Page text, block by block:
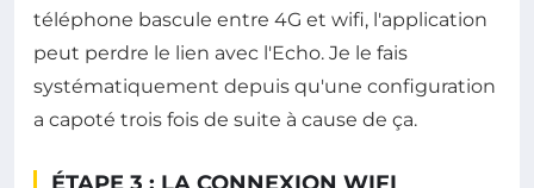
téléphone bascule entre 4G et wifi, l'application
peut perdre le lien avec l'Echo. Je le fais
systématiquement depuis qu'une configuration
a capoté trois fois de suite à cause de ça.